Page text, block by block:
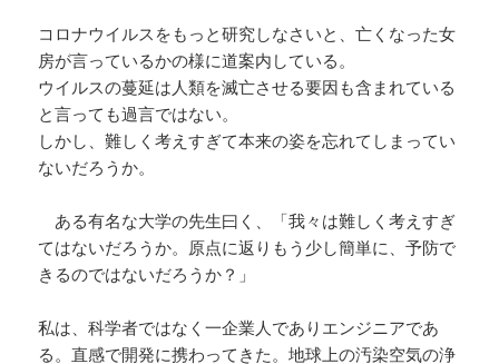
コロナウイルスをもっと研究しなさいと、亡くなった女
房が言っているかの様に道案内している。
ウイルスの蔓延は人類を滅亡させる要因も含まれている
と言っても過言ではない。
しかし、難しく考えすぎて本来の姿を忘れてしまってい
ないだろうか。
ある有名な大学の先生曰く、「我々は難しく考えすぎ
てはないだろうか。原点に返りもう少し簡単に、予防で
きるのではないだろうか？」
私は、科学者ではなく一企業人でありエンジニアであ
る。直感で開発に携わってきた。地球上の汚染空気の浄